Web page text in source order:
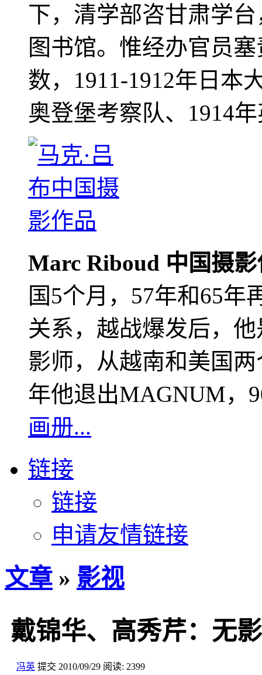
下，清学部咨甘肃学
图书馆。惟经办官员
数，1911-1912年日本
奥登堡考察队、1914
Marc Riboud 中国摄
国5个月，57年和65年
关系，越战爆发后，
影师，从越南和美国
年他退出MAGNUM，
画册...
链接
链接
申请友情链接
文章 » 影视
戴锦华、高秀芹：无
冯英 提交 2010/09/29 阅读: 2399